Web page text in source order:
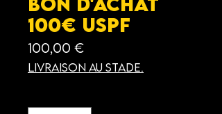
100€ USPF
100,00 €Prix
Livraison au stade.